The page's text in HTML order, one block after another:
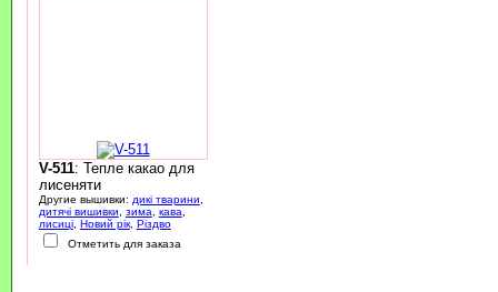
V-511: Тепле какао для
лисеняти
Другие вышивки: дикі тварини
дитячі вишивки
зима кава
лисиці, Новий рік, Різдво
Отметить для заказа